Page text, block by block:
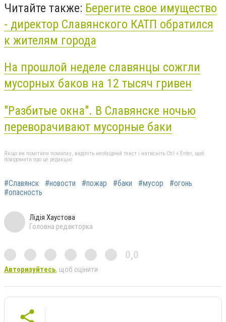
Читайте также: Берегите свое имущество
- директор Славянского КАТП обратился
к жителям города
На прошлой неделе славянцы сожгли
мусорных баков на 12 тысяч гривен
"Разбитые окна". В Славянске ночью
переворачивают мусорные баки
Якщо ви помітили помилку, виділіть необхідний текст і натисніть Ctrl + Enter, щоб
повідомити про це редакцію
#Славянск #новости #пожар #баки #мусор
#огонь
#опасность
Лідія Хаустова
Головна редакторка
0,0
Авторизуйтесь, щоб оцінити